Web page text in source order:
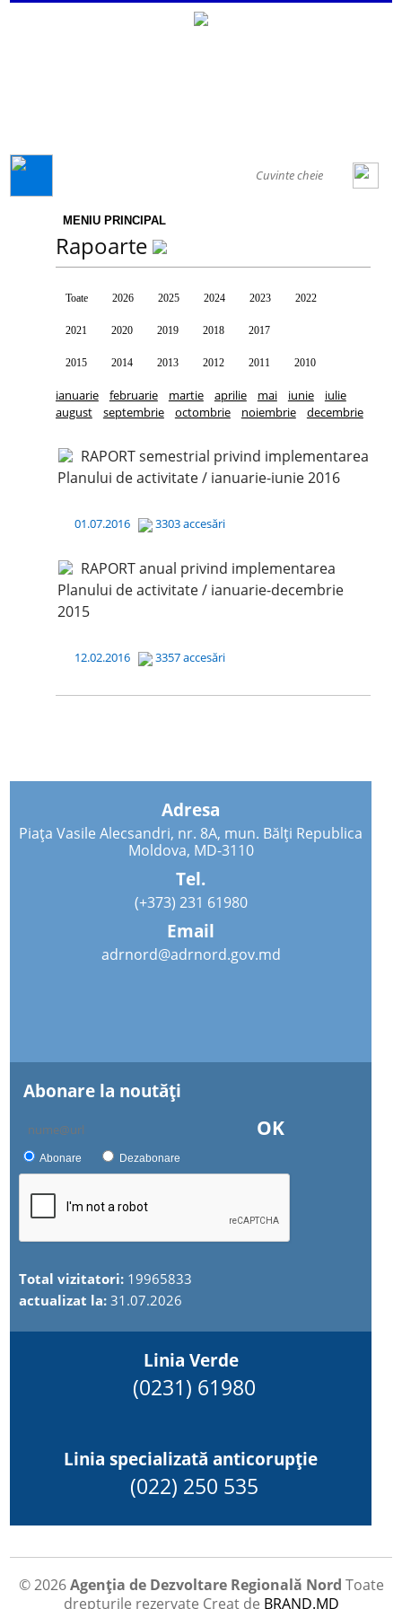
MENIU PRINCIPAL
Rapoarte
Toate 2026 2025 2024 2023 2022
2021 2020 2019 2018 2017
2015 2014 2013 2012 2011 2010
ianuarie februarie martie aprilie mai iunie
iulie
august
septembrie octombrie noiembrie decembrie
RAPORT semestrial privind implementarea
Planului de activitate / ianuarie-iunie 2016
01.07.2016 3303 accesări
RAPORT anual privind implementarea
Planului de activitate / ianuarie-decembrie
2015
12.02.2016 3357 accesări
Adresa
Piața Vasile Alecsandri, nr. 8A, mun. Bălți Republica
Moldova, MD-3110
Tel.
(+373) 231 61980
Email
adrnord@adrnord.gov.md
Abonare la noutăţi
OK
Abonare Dezabonare
Total vizitatori: 19965833
actualizat la:31.07.2026
Linia Verde
(0231) 61980
Linia specializată anticorupție
(022) 250 535
© 2026Agenția de Dezvoltare Regională Nord Toate
drepturile rezervate Creat de BRAND.MD